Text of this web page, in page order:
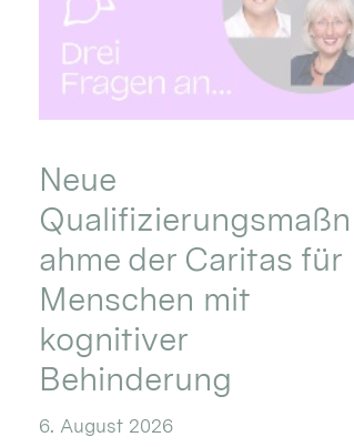
Neue
Qualifizierungsmaßn
ahme der Caritas für
Menschen mit
kognitiver
Behinderung
6. August 2026